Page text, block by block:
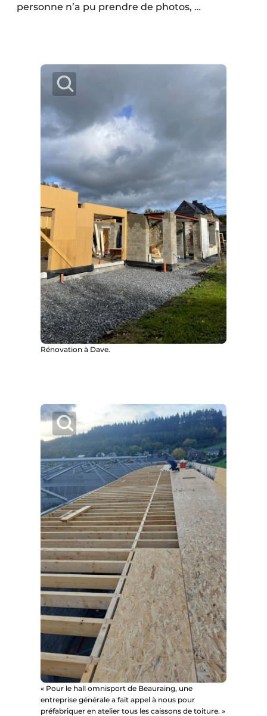
personne n’a pu prendre de photos, …
Rénovation à Dave.
« Pour le hall omnisport de Beauraing, une
entreprise générale a fait appel à nous pour
préfabriquer en atelier tous les caissons de toiture. »